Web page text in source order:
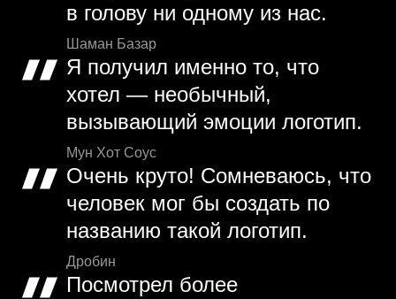
в голову ни одному из нас.
Шаман Базар
Я получил именно то, что
хотел — необычный,
вызывающий эмоции логотип.
Мун Хот Соус
Очень круто! Сомневаюсь, что
человек мог бы создать по
названию такой логотип.
Дробин
Посмотрел более